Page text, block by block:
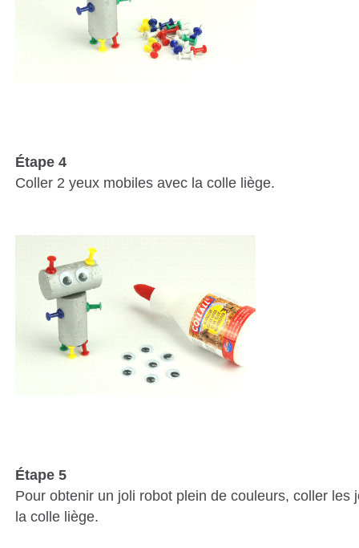
Étape 4
Coller 2 yeux mobiles avec la colle liège.
Étape 5
Pour obtenir un joli robot plein de couleurs, coller
la colle liège.